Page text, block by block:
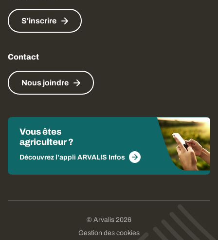
S'inscrire
Contact
Nous joindre
Vous êtes
agriculteur ?
Découvrez l'appli ARVALIS Infos
© Arvalis 2026
Gestion des cookies